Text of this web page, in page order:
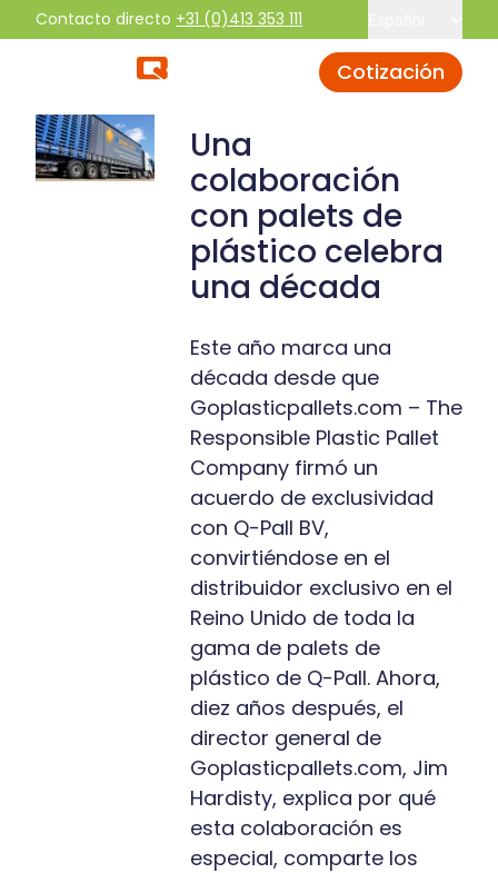
Contacto directo +31 (0)413 353 111
Cotización
Una
colaboración
con palets de
plástico celebra
una década
Este año marca una
década desde que
Goplasticpallets.com – The
Responsible Plastic Pallet
Company firmó un
acuerdo de exclusividad
con Q-Pall BV,
convirtiéndose en el
distribuidor exclusivo en el
Reino Unido de toda la
gama de palets de
plástico de Q-Pall. Ahora,
diez años después, el
director general de
Goplasticpallets.com, Jim
Hardisty, explica por qué
esta colaboración es
especial, comparte los